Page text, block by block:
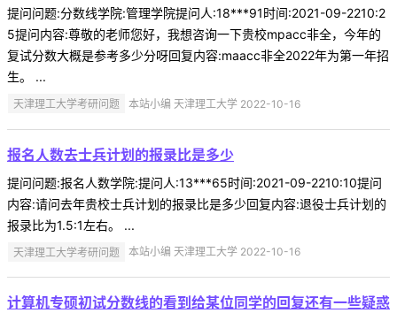
提问问题:分数线学院:管理学院提问人:18***91时间:2021-09-2210:2
5提问内容:尊敬的老师您好，我想咨询一下贵校mpacc非全，今年的
复试分数大概是参考多少分呀回复内容:maacc非全2022年为第一年招
生。 ...
天津理工大学考研问题 本站小编 天津理工大学 2022-10-16
报名人数去士兵计划的报录比是多少
提问问题:报名人数学院:提问人:13***65时间:2021-09-2210:10提问
内容:请问去年贵校士兵计划的报录比是多少回复内容:退役士兵计划的
报录比为1.5:1左右。 ...
天津理工大学考研问题 本站小编 天津理工大学 2022-10-16
计算机专硕初试分数线的看到给某位同学的回复还有一些疑惑